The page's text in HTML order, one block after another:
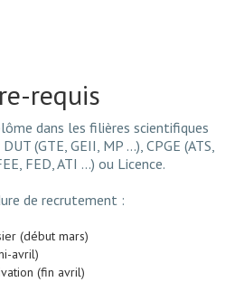
requis
dans les filières scientifiques
(GTE, GEII, MP ...), CPGE (ATS,
FED, ATI ...) ou Licence.
de recrutement :
(début mars)
avril)
(fin avril)